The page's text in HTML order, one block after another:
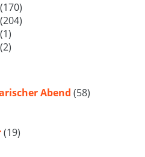
(170)
(204)
(1)
(2)
Abend (58)
(19)